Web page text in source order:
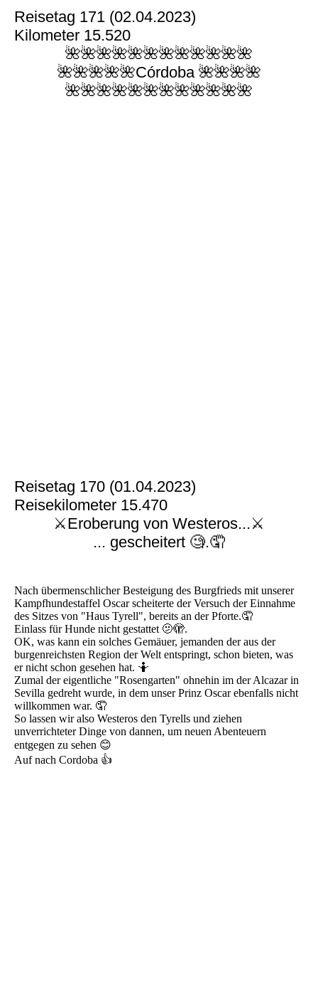
Reisetag 171 (02.04.2023)
Kilometer 15.520
🌺🌺🌺🌺🌺🌺🌺🌺🌺🌺🌺🌺
🌺🌺🌺🌺🌺Córdoba 🌺🌺🌺🌺
🌺🌺🌺🌺🌺🌺🌺🌺🌺🌺🌺🌺
Reisetag 170 (01.04.2023)
Reisekilometer 15.470
⚔️Eroberung von Westeros...⚔️
... gescheitert 🧐.🤦
Nach übermenschlicher Besteigung des Burgfrieds mit unserer
Kampfhundestaffel Oscar scheiterte der Versuch der Einnahme
des Sitzes von "Haus Tyrell", bereits an der Pforte.🤦
Einlass für Hunde nicht gestattet 🫤🫣.
OK, was kann ein solches Gemäuer, jemanden der aus der
burgenreichsten Region der Welt entspringt, schon bieten, was
er nicht schon gesehen hat. 🤷
Zumal der eigentliche "Rosengarten" ohnehin im der Alcazar in
Sevilla gedreht wurde, in dem unser Prinz Oscar ebenfalls nicht
willkommen war. 🤦
So lassen wir also Westeros den Tyrells und ziehen
unverrichteter Dinge von dannen, um neuen Abenteuern
entgegen zu sehen 😊
Auf nach Cordoba 👍